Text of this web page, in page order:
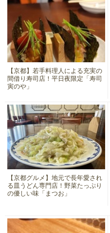
【京都】若手料理人による充実の
間借り寿司店！平日夜限定「寿司
寅のや」
【京都グルメ】地元で長年愛され
る皿うどん専門店！野菜たっぷり
の優しい味「まつお」